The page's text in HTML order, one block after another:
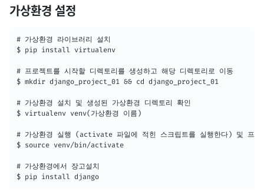
가상환경 설정
# 가상환경 라이브러리 설치
$ pip install virtualenv
# 프로젝트를 시작할 디렉토리를 생성하고 해당 디렉토리로 이동
$ mkdir django_project_01 && cd django_project_01
# 가상환경 설치 및 생성된 가상환경 디렉토리 확인
$ virtualenv venv(가상환경 이름)
# 가상환경 실행 (activate 파일에 적힌 스크립트를 실행한다) 및 프
$ source venv/bin/activate
# 가상환경에서 장고설치
$ pip install django